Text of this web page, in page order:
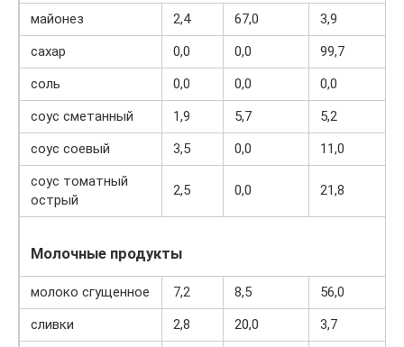
майонез 2,4 67,0 3,9
сахар
0,0 0,0 99,7
соль
0,0 0,0 0,0
соус сметанный
1,9 5,7 5,2
соус соевый
3,5 0,0 11,0
соус томатный
острый
2,5 0,0 21,8
Молочные продукты
молоко сгущенное 7,2 8,5 56,0
сливки
2,8 20,0 3,7